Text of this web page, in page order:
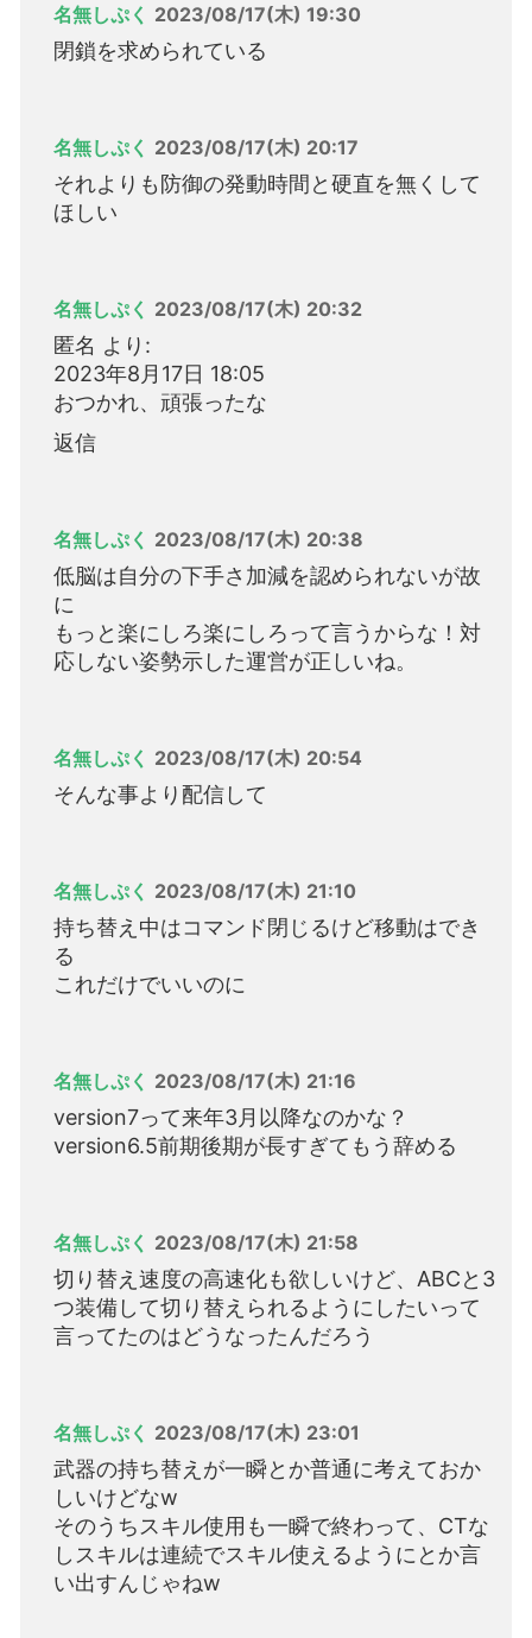
名無しぷく 2023/08/17(木) 19:30
閉鎖を求められている
名無しぷく 2023/08/17(木) 20:17
それよりも防御の発動時間と硬直を無くして
ほしい
名無しぷく 2023/08/17(木) 20:32
匿名 より:
2023年8月17日 18:05
おつかれ、頑張ったな
返信
名無しぷく 2023/08/17(木) 20:38
低脳は自分の下手さ加減を認められないが故
に
もっと楽にしろ楽にしろって言うからな！対
応しない姿勢示した運営が正しいね。
名無しぷく 2023/08/17(木) 20:54
そんな事より配信して
名無しぷく 2023/08/17(木) 21:10
持ち替え中はコマンド閉じるけど移動はでき
る
これだけでいいのに
名無しぷく 2023/08/17(木) 21:16
version7って来年3月以降なのかな？
version6.5前期後期が長すぎてもう辞める
名無しぷく 2023/08/17(木) 21:58
切り替え速度の高速化も欲しいけど、ABCと3
つ装備して切り替えられるようにしたいって
言ってたのはどうなったんだろう
名無しぷく 2023/08/17(木) 23:01
武器の持ち替えが一瞬とか普通に考えておか
しいけどなw
そのうちスキル使用も一瞬で終わって、CTな
しスキルは連続でスキル使えるようにとか言
い出すんじゃねw